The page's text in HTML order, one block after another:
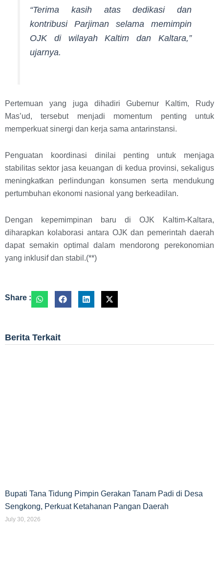
“Terima kasih atas dedikasi dan
kontribusi Parjiman selama memimpin
OJK di wilayah Kaltim dan Kaltara,”
ujarnya.
Pertemuan yang juga dihadiri Gubernur Kaltim, Rudy
Mas’ud, tersebut menjadi momentum penting untuk
memperkuat sinergi dan kerja sama antarinstansi.
Penguatan koordinasi dinilai penting untuk menjaga
stabilitas sektor jasa keuangan di kedua provinsi, sekaligus
meningkatkan perlindungan konsumen serta mendukung
pertumbuhan ekonomi nasional yang berkeadilan.
Dengan kepemimpinan baru di OJK Kaltim-Kaltara,
diharapkan kolaborasi antara OJK dan pemerintah daerah
dapat semakin optimal dalam mendorong perekonomian
yang inklusif dan stabil.(**)
Share :
Berita Terkait
Bupati Tana Tidung Pimpin Gerakan Tanam Padi di Desa
Sengkong, Perkuat Ketahanan Pangan Daerah
July 30, 2026